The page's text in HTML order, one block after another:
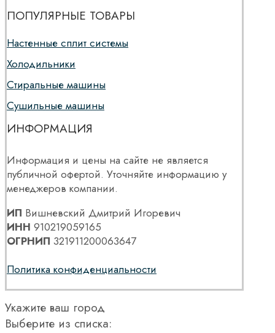
ПОПУЛЯРНЫЕ ТОВАРЫ
Настенные сплит системы
Холодильники
Стиральные машины
Сушильные машины
ИНФОРМАЦИЯ
Информация и цены на сайте не является
публичной офертой. Уточняйте информацию у
менеджеров компании.
ИП Вишневский Дмитрий Игоревич
ИНН 910219059165
ОГРНИП 321911200063647
Политика конфиденциальности
Укажите ваш город
Выберите из списка: